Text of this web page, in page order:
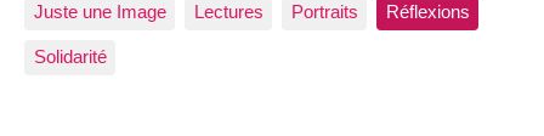
Juste une Image Lectures Portraits Réflexions
Solidarité